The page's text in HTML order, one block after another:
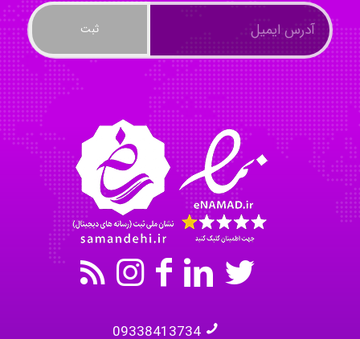
Nazaninkarkon
Omid
Mehrab
09338413734